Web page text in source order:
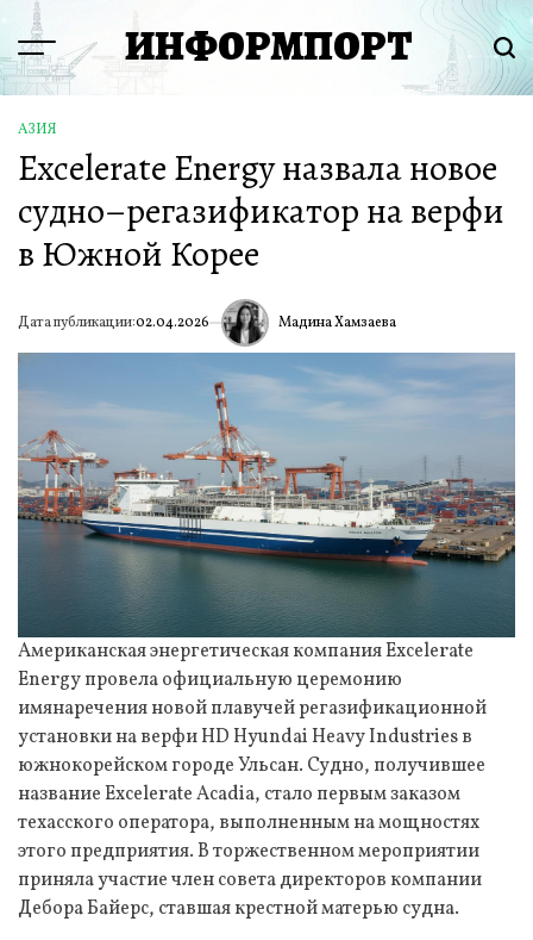
Перейти
содержимому
Menu ИНФОРМПОРТ
ОПУБЛИКОВАНО
В
АЗИЯ
Excelerate Energy назвала новое
судно–регазификатор на верфи
в Южной Корее
Дата публикации:02.04.2026 ИА Мадина Хамзаева
Американская энергетическая компания Excelerate
Energy провела официальную церемонию
имянаречения новой плавучей регазификационной
установки на верфи HD Hyundai Heavy Industries в
южнокорейском городе Ульсан. Судно, получившее
название Excelerate Acadia, стало первым заказом
техасского оператора, выполненным на мощностях
этого предприятия. В торжественном мероприятии
приняла участие член совета директоров компании
Дебора Байерс, ставшая крестной матерью судна.